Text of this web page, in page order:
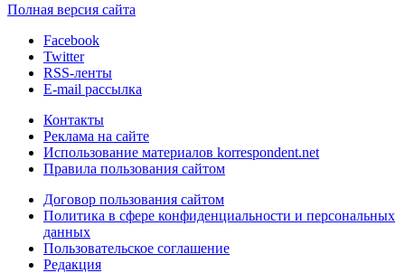
Полная версия сайта
Facebook
Twitter
RSS-ленты
E-mail рассылка
Контакты
Реклама на сайте
Использование материалов korrespondent.net
Правила пользования сайтом
Договор пользования сайтом
Политика в сфере конфиденциальности и персональных
данных
Пользовательское соглашение
Редакция